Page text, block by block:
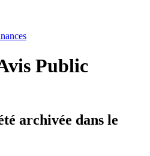
Public
archivée dans le